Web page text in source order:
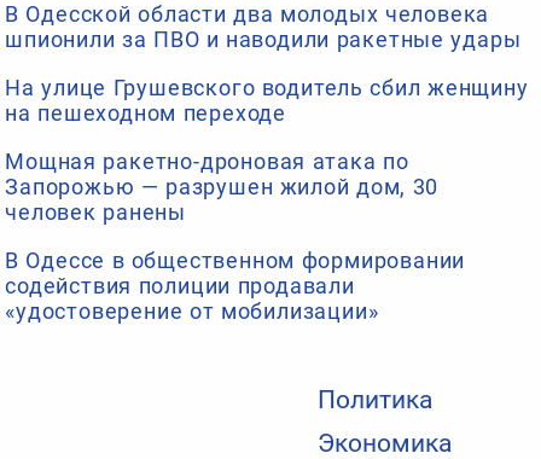
Политика
Экономика
В Одесской области два молодых человека
шпионили за ПВО и наводили ракетные удары
На улице Грушевского водитель сбил женщину
на пешеходном переходе
Мощная ракетно-дроновая атака по
Запорожью — разрушен жилой дом, 30
человек ранены
В Одессе в общественном формировании
содействия полиции продавали
«удостоверение от мобилизации»